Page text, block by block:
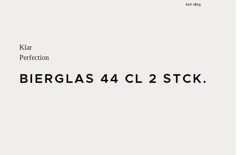
Klar
Perfection
BIERGLAS 44 CL 2 STCK.